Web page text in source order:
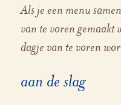
Als je een menu
van te voren gemaakt
dagje van te voren
aan de slag